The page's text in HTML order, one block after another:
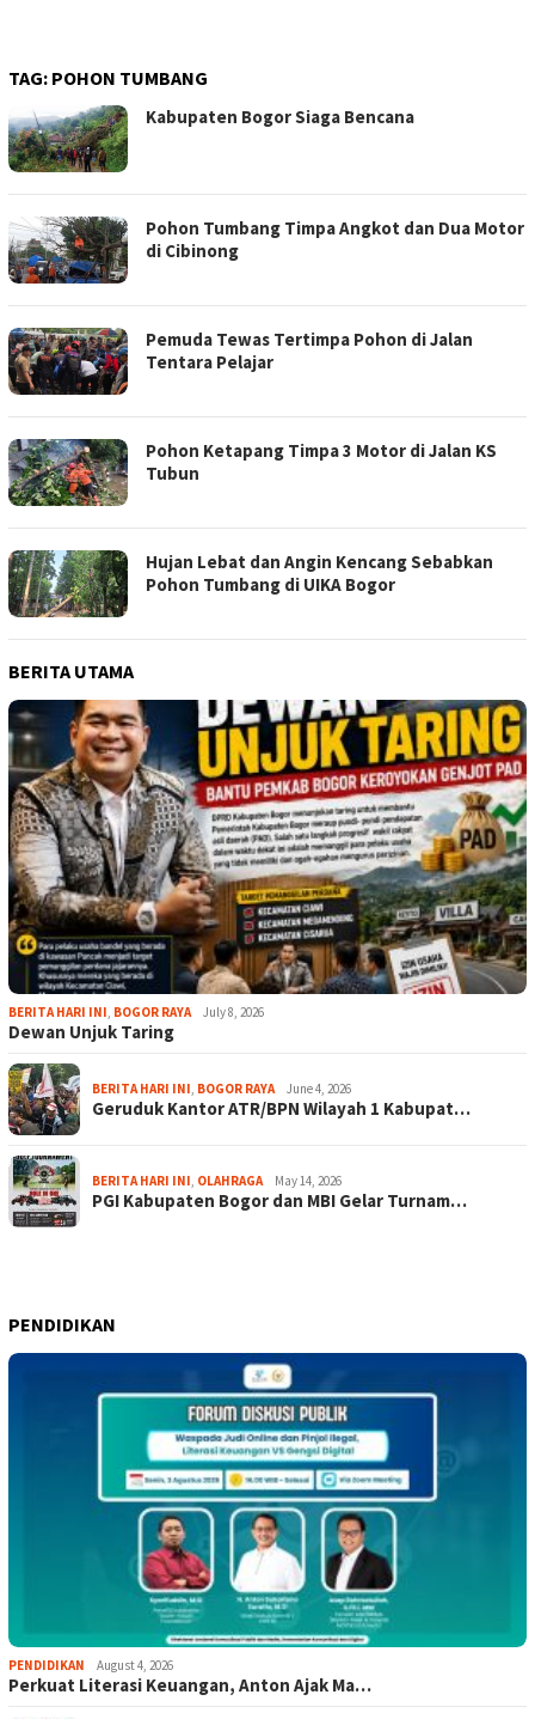
TAG: POHON TUMBANG
Kabupaten Bogor Siaga Bencana
Pohon Tumbang Timpa Angkot dan Dua Motor
di Cibinong
Pemuda Tewas Tertimpa Pohon di Jalan
Tentara Pelajar
Pohon Ketapang Timpa 3 Motor di Jalan KS
Tubun
Hujan Lebat dan Angin Kencang Sebabkan
Pohon Tumbang di UIKA Bogor
BERITA UTAMA
BERITA HARI INI, BOGOR RAYA July 8, 2026
Dewan Unjuk Taring
BERITA HARI INI, BOGOR RAYA June 4, 2026
Geruduk Kantor ATR/BPN Wilayah 1 Kabupat…
BERITA HARI INI, OLAHRAGA May 14, 2026
PGI Kabupaten Bogor dan MBI Gelar Turnam…
PENDIDIKAN
PENDIDIKAN August 4, 2026
Perkuat Literasi Keuangan, Anton Ajak Ma…